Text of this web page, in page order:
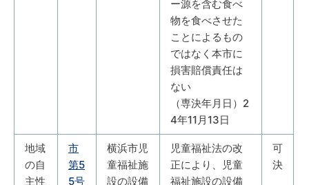
ー源を含む食べ
物を食べさせた
ことによるもの
ではなく本市に
損害賠償責任は
ない
（専決年月日）2
4年11月13日
地域
の自
主性
市
第5
5号
横浜市児
童福祉施
設の設備
児童福祉法の改
正により、児童
福祉施設の設備
可
決